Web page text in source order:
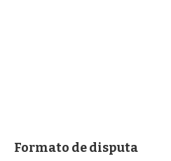
Formato de disputa